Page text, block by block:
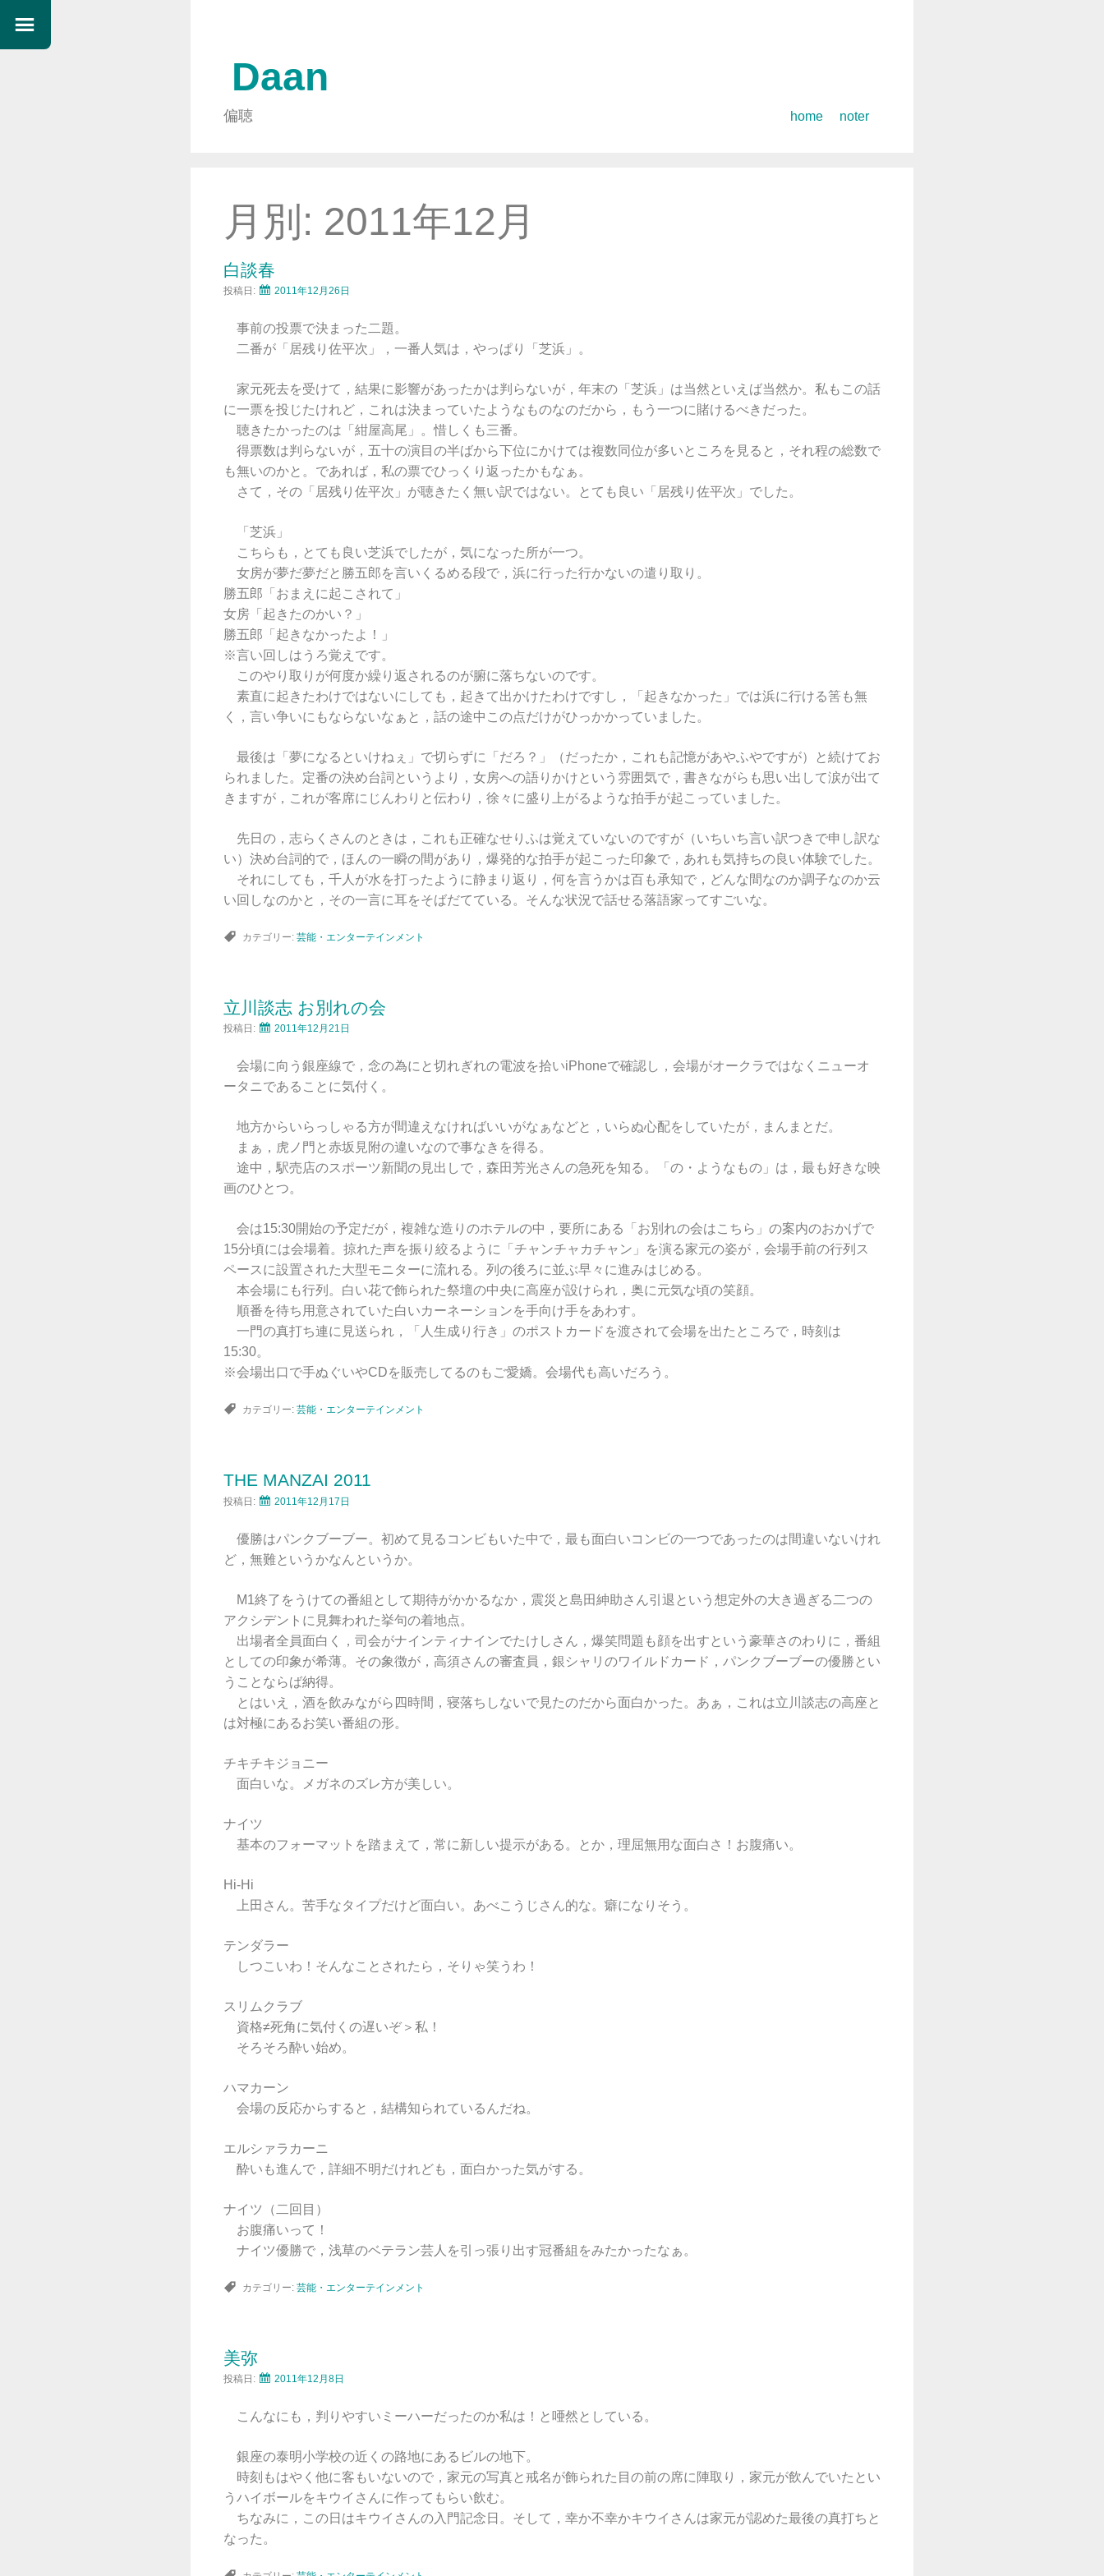
Daan
偏聴
コ
home noter
月別: 2011年12月
白談春
投稿日: 2011年12月26日
事前の投票で決まった二題。
二番が「居残り佐平次」，一番人気は，やっぱり「芝浜」。
家元死去を受けて，結果に影響があったかは判らないが，年末の「芝浜」は当然といえば当然か。私もこの話
に一票を投じたけれど，これは決まっていたようなものなのだから，もう一つに賭けるべきだった。
聴きたかったのは「紺屋高尾」。惜しくも三番。
得票数は判らないが，五十の演目の半ばから下位にかけては複数同位が多いところを見ると，それ程の総数で
も無いのかと。であれば，私の票でひっくり返ったかもなぁ。
さて，その「居残り佐平次」が聴きたく無い訳ではない。とても良い「居残り佐平次」でした。
「芝浜」
こちらも，とても良い芝浜でしたが，気になった所が一つ。
女房が夢だ夢だと勝五郎を言いくるめる段で，浜に行った行かないの遣り取り。
勝五郎「おまえに起こされて」
女房「起きたのかい？」
勝五郎「起きなかったよ！」
※言い回しはうろ覚えです。
このやり取りが何度か繰り返されるのが腑に落ちないのです。
素直に起きたわけではないにしても，起きて出かけたわけですし，「起きなかった」では浜に行ける筈も無
く，言い争いにもならないなぁと，話の途中この点だけがひっかかっていました。
最後は「夢になるといけねぇ」で切らずに「だろ？」（だったか，これも記憶があやふやですが）と続けてお
られました。定番の決め台詞というより，女房への語りかけという雰囲気で，書きながらも思い出して涙が出て
きますが，これが客席にじんわりと伝わり，徐々に盛り上がるような拍手が起こっていました。
先日の，志らくさんのときは，これも正確なせりふは覚えていないのですが（いちいち言い訳つきで申し訳な
い）決め台詞的で，ほんの一瞬の間があり，爆発的な拍手が起こった印象で，あれも気持ちの良い体験でした。
それにしても，千人が水を打ったように静まり返り，何を言うかは百も承知で，どんな間なのか調子なのか云
い回しなのかと，その一言に耳をそばだてている。そんな状況で話せる落語家ってすごいな。
カテゴリー: 芸能・エンターテインメント
立川談志 お別れの会
投稿日: 2011年12月21日
会場に向う銀座線で，念の為にと切れぎれの電波を拾いiPhoneで確認し，会場がオークラではなくニューオ
ータニであることに気付く。
地方からいらっしゃる方が間違えなければいいがなぁなどと，いらぬ心配をしていたが，まんまとだ。
まぁ，虎ノ門と赤坂見附の違いなので事なきを得る。
途中，駅売店のスポーツ新聞の見出しで，森田芳光さんの急死を知る。「の・ようなもの」は，最も好きな映
画のひとつ。
会は15:30開始の予定だが，複雑な造りのホテルの中，要所にある「お別れの会はこちら」の案内のおかげで
15分頃には会場着。掠れた声を振り絞るように「チャンチャカチャン」を演る家元の姿が，会場手前の行列ス
ペースに設置された大型モニターに流れる。列の後ろに並ぶ早々に進みはじめる。
本会場にも行列。白い花で飾られた祭壇の中央に高座が設けられ，奥に元気な頃の笑顔。
順番を待ち用意されていた白いカーネーションを手向け手をあわす。
一門の真打ち連に見送られ，「人生成り行き」のポストカードを渡されて会場を出たところで，時刻は
15:30。
※会場出口で手ぬぐいやCDを販売してるのもご愛嬌。会場代も高いだろう。
カテゴリー: 芸能・エンターテインメント
THE MANZAI 2011
投稿日: 2011年12月17日
優勝はパンクブーブー。初めて見るコンビもいた中で，最も面白いコンビの一つであったのは間違いないけれ
ど，無難というかなんというか。
M1終了をうけての番組として期待がかかるなか，震災と島田紳助さん引退という想定外の大き過ぎる二つの
アクシデントに見舞われた挙句の着地点。
出場者全員面白く，司会がナインティナインでたけしさん，爆笑問題も顔を出すという豪華さのわりに，番組
としての印象が希薄。その象徴が，高須さんの審査員，銀シャリのワイルドカード，パンクブーブーの優勝とい
うことならば納得。
とはいえ，酒を飲みながら四時間，寝落ちしないで見たのだから面白かった。あぁ，これは立川談志の高座と
は対極にあるお笑い番組の形。
チキチキジョニー
面白いな。メガネのズレ方が美しい。
ナイツ
基本のフォーマットを踏まえて，常に新しい提示がある。とか，理屈無用な面白さ！お腹痛い。
Hi-Hi
上田さん。苦手なタイプだけど面白い。あべこうじさん的な。癖になりそう。
テンダラー
しつこいわ！そんなことされたら，そりゃ笑うわ！
スリムクラブ
資格≠死角に気付くの遅いぞ＞私！
そろそろ酔い始め。
ハマカーン
会場の反応からすると，結構知られているんだね。
エルシァラカーニ
酔いも進んで，詳細不明だけれども，面白かった気がする。
ナイツ（二回目）
お腹痛いって！
ナイツ優勝で，浅草のベテラン芸人を引っ張り出す冠番組をみたかったなぁ。
カテゴリー: 芸能・エンターテインメント
美弥
投稿日: 2011年12月8日
こんなにも，判りやすいミーハーだったのか私は！と唖然としている。
銀座の泰明小学校の近くの路地にあるビルの地下。
時刻もはやく他に客もいないので，家元の写真と戒名が飾られた目の前の席に陣取り，家元が飲んでいたとい
うハイボールをキウイさんに作ってもらい飲む。
ちなみに，この日はキウイさんの入門記念日。そして，幸か不幸かキウイさんは家元が認めた最後の真打ちと
なった。